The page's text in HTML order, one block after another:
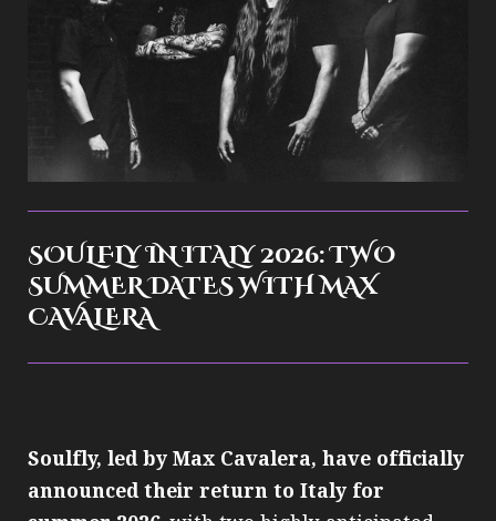
SOULFLY IN ITALY 2026: TWO
SUMMER DATES WITH MAX
CAVALERA
Soulfly, led by Max Cavalera, have officially
announced their return to Italy for